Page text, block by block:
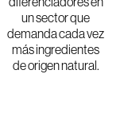
un sector que
demanda cada vez
más ingredientes
de origen natural.